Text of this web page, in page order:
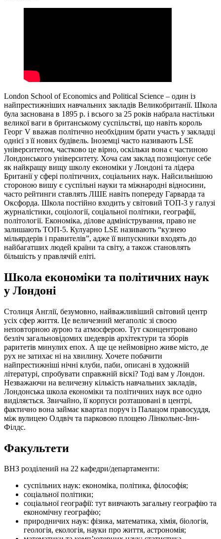
London School of Economics and Political Science – один із
найпрестижніших навчальних закладів Великобританії. Школа
була заснована в 1895 р. і всього за 25 років набрала настільки
великої ваги в британському суспільстві, що навіть король
Георг V вважав політично необхідним брати участь у закладці
однієї з її нових будівель. Іноземці часто називають LSE
університетом, частково це вірно, оскільки вона є частиною
Лондонського університету. Хоча сам заклад позиціонує себе
як найкращу вищу школу економіки у Лондоні та лідера
Британії у сфері політичних, соціальних наук. Найсильнішою
стороною вишу є суспільні науки та міжнародні відносини,
часто рейтинги ставлять ЛШЕ навіть попереду Гарварда та
Оксфорда. Школа постійно входить у світовий ТОП-3 у галузі
журналістики, соціології, соціальної політики, географії,
політології. Економіка, ділове адміністрування, право не
залишають ТОП-5. Кулуарно LSE називають “кузнею
мільярдерів і правителів”, адже її випускники входять до
найбагатших людей країни та світу, а також становлять
більшість у правлячій еліті.
Школа економіки та політичних наук
у Лондоні
Столиця Англії, безумовно, найважливіший світовий центр
усіх сфер життя. Це величезний мегаполіс зі своєю
неповторною аурою та атмосферою. Тут сконцентровано
безліч загальновідомих шедеврів архітектури та зборів
раритетів минулих епох. А ще це неймовірно живе місто, де
рух не затихає ні на хвилину. Хочете побачити
найпрестижніші нічні клуби, паби, описані в художній
літературі, спробувати справжній віскі? Тоді вам у Лондон.
Незважаючи на величезну кількість навчальних закладів,
Лондонська школа економіки та політичних наук все одно
виділяється. Звичайно, її корпуси розташовані в центрі,
фактично вона займає квартал поруч із Палацом правосуддя,
між вулицею Олдвіч та парковою площею Лінкольнс-Інн-
Філдс.
Факультети
ВНЗ розділений на 22 кафедри/департаменти:
суспільних наук: економіка, політика, філософія;
соціальної політики;
соціальної географії: тут вивчають загальну географію та
економічну географію;
природничих наук: фізика, математика, хімія, біологія,
геологія, екологія, науки про життя, астрономія;